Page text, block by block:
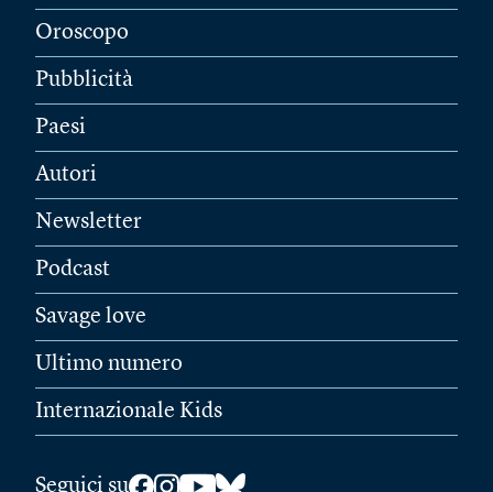
Oroscopo
Pubblicità
Paesi
Autori
Newsletter
Podcast
Savage love
Ultimo numero
Internazionale Kids
Seguici su